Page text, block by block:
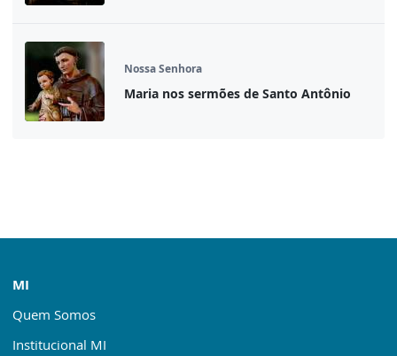
Nossa Senhora
Maria nos sermões de Santo Antônio
MI
Quem Somos
Institucional MI